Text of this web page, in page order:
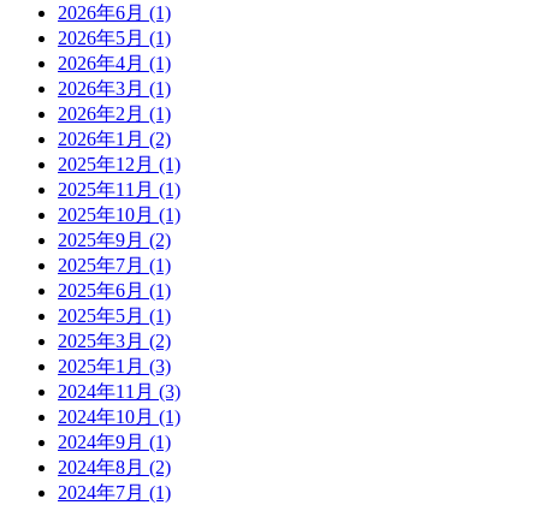
2026年6月 (1)
2026年5月 (1)
2026年4月 (1)
2026年3月 (1)
2026年2月 (1)
2026年1月 (2)
2025年12月 (1)
2025年11月 (1)
2025年10月 (1)
2025年9月 (2)
2025年7月 (1)
2025年6月 (1)
2025年5月 (1)
2025年3月 (2)
2025年1月 (3)
2024年11月 (3)
2024年10月 (1)
2024年9月 (1)
2024年8月 (2)
2024年7月 (1)